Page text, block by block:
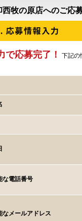
西牧の原店へのご応
で応募完了！ 下記の
な電話番号
なメールアドレス